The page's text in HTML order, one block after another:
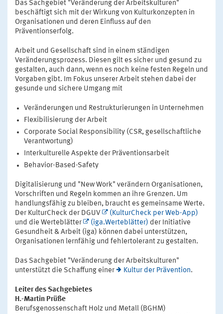
Das Sachgebiet "Veränderung der Arbeitskulturen"
beschäftigt sich mit der Wirkung von Kulturkonzepten in
Organisationen und deren Einfluss auf den
Präventionserfolg.
Arbeit und Gesellschaft sind in einem ständigen
Veränderungsprozess. Diesen gilt es sicher und gesund zu
gestalten, auch dann, wenn es noch keine festen Regeln und
Vorgaben gibt. Im Fokus unserer Arbeit stehen dabei der
gesunde und sichere Umgang mit
Veränderungen und Restrukturierungen in Unternehmen
Flexibilisierung der Arbeit
Corporate Social Responsibility (CSR, gesellschaftliche
Verantwortung)
Interkulturelle Aspekte der Präventionsarbeit
Behavior-Based-Safety
Digitalisierung und "New Work" verändern Organisationen,
Vorschriften und Regeln kommen an ihre Grenzen. Um
handlungsfähig zu bleiben, braucht es gemeinsame Werte.
Der KulturCheck der DGUV
(KulturCheck per Web-App)
und die Werteblätter
(iga.Werteblätter) der Initiative
Gesundheit & Arbeit (iga) können dabei unterstützen,
Organisationen lernfähig und fehlertolerant zu gestalten.
Das Sachgebiet "Veränderung der Arbeitskulturen"
unterstützt die Schaffung einer
Kultur der Prävention.
Leiter des Sachgebietes
H.-Martin Prüße
Berufsgenossenschaft Holz und Metall (BGHM)